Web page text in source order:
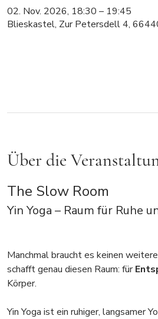
02. Nov. 2026, 18:30 – 19:45
Blieskastel, Zur Petersdell 4,
Über die
The Slow Room
Yin Yoga – Raum für Ruhe
Manchmal braucht es keinen
schafft genau diesen Raum: für
Körper.
Yin Yoga ist ein ruhiger, langsamer